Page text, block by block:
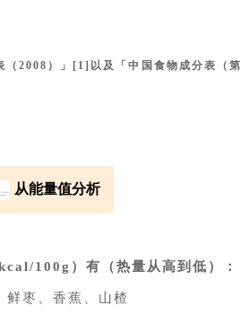
（2008）」[1]以及「中国食物成分表（第
从能量值分析
100g）有（热量从高到低）：
鲜枣、香蕉、山楂